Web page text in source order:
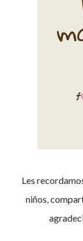
Les recordamos que para fortalecer la educación de los
niños,